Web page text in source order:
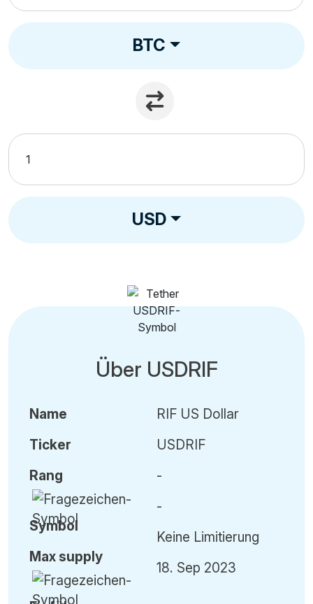
BTC
USD
Über USDRIF
Name
Ticker
Rang
Symbol
Max supply
RIF US Dollar
USDRIF
-
-
Keine Limitierung
18. Sep 2023